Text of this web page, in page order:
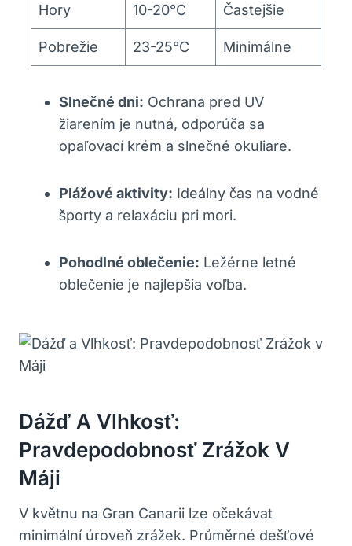
Hory 10-20°C Častejšie
Pobrežie 23-25°C Minimálne
Slnečné dni: Ochrana pred UV
žiarením je nutná, odporúča sa
opaľovací krém a slnečné okuliare.
Plážové aktivity: Ideálny čas na vodné
športy a relaxáciu pri mori.
Pohodlné oblečenie: Ležérne letné
oblečenie je najlepšia voľba.
Dážď A Vlhkosť:
Pravdepodobnosť Zrážok V
Máji
V květnu na Gran Canarii lze očekávat
minimální úroveň zrážek. Průměrné dešťové